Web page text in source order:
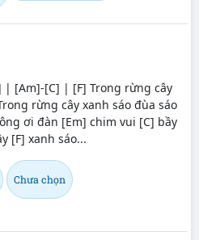
[Am]-[C] | [F] Trong rừng cây
rừng cây xanh sáo đùa sáo
ơi đàn [Em] chim vui [C] bầy
[F] xanh sáo...
Chưa chọn